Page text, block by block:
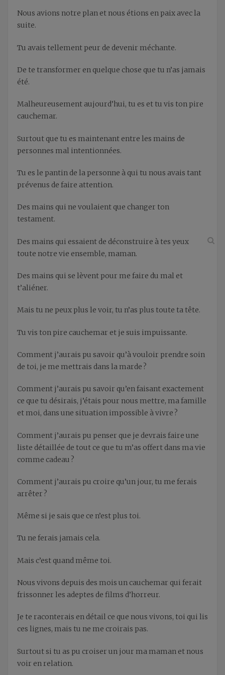
Nous avions notre plan et nous étions en paix avec la
suite.
Tu avais tellement peur de devenir méchante.
De te transformer en quelque chose que tu n’as jamais
été.
Malheureusement aujourd’hui, tu es et tu vis ton pire
cauchemar.
Surtout que tu es maintenant entre les mains de
personnes mal intentionnées.
Tu es le pantin de la personne à qui tu nous avais tant
prévenus de faire attention.
Des mains qui ne voulaient que changer ton
testament.
Des mains qui essaient de déconstruire à tes yeux
toute notre vie ensemble, maman.
Des mains qui se lèvent pour me faire du mal et
t’aliéner.
Mais tu ne peux plus le voir, tu n’as plus toute ta tête.
Tu vis ton pire cauchemar et je suis impuissante.
Comment j’aurais pu savoir qu’à vouloir prendre soin
de toi, je me mettrais dans la marde ?
Comment j’aurais pu savoir qu’en faisant exactement
ce que tu désirais, j’étais pour nous mettre, ma famille
et moi, dans une situation impossible à vivre ?
Comment j’aurais pu penser que je devrais faire une
liste détaillée de tout ce que tu m’as offert dans ma vie
comme cadeau ?
Comment j’aurais pu croire qu’un jour, tu me ferais
arrêter ?
Même si je sais que ce n’est plus toi.
Tu ne ferais jamais cela.
Mais c’est quand même toi.
Nous vivons depuis des mois un cauchemar qui ferait
frissonner les adeptes de films d’horreur.
Je te raconterais en détail ce que nous vivons, toi qui lis
ces lignes, mais tu ne me croirais pas.
Surtout si tu as pu croiser un jour ma maman et nous
voir en relation.